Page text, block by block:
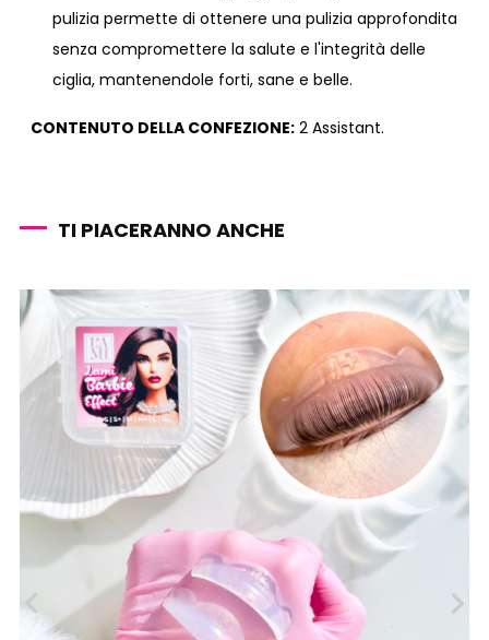
pulizia permette di ottenere una pulizia approfondita
senza compromettere la salute e l'integrità delle
ciglia, mantenendole forti, sane e belle.
CONTENUTO DELLA CONFEZIONE: 2 Assistant.
TI PIACERANNO ANCHE